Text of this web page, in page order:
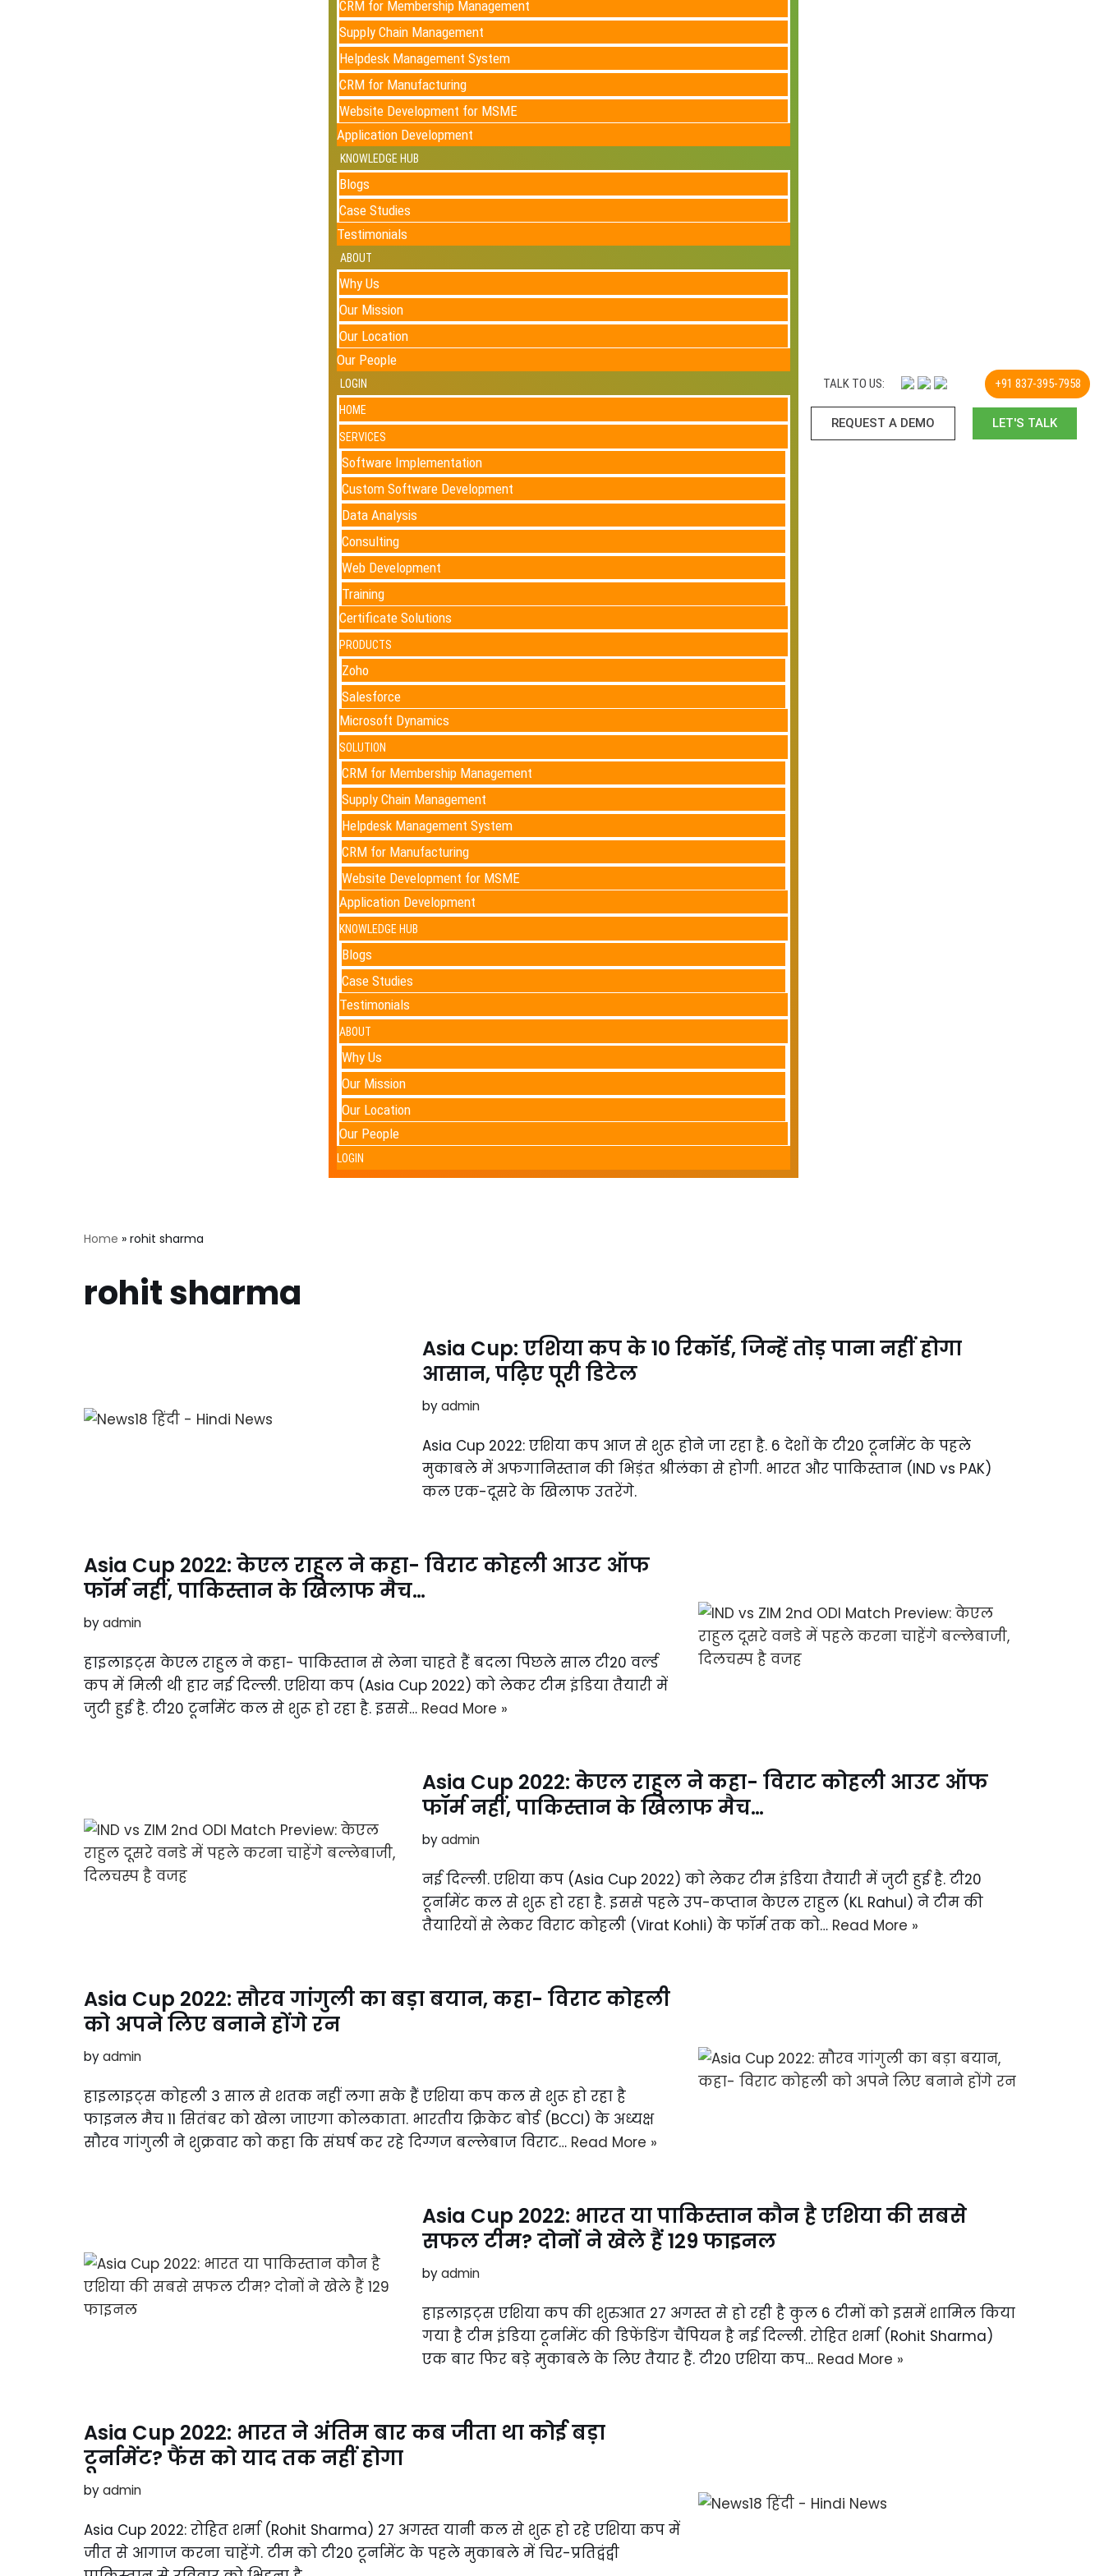
CRM for Membership Management
Supply Chain Management
Helpdesk Management System
CRM for Manufacturing
Website Development for MSME
Application Development
KNOWLEDGE HUB
Blogs
Case Studies
Testimonials
ABOUT
Why Us
Our Mission
Our Location
Our People
LOGIN
HOME
SERVICES
Software Implementation
Custom Software Development
Data Analysis
Consulting
Web Development
Training
Certificate Solutions
PRODUCTS
Zoho
Salesforce
Microsoft Dynamics
SOLUTION
CRM for Membership Management
Supply Chain Management
Helpdesk Management System
CRM for Manufacturing
Website Development for MSME
Application Development
KNOWLEDGE HUB
Blogs
Case Studies
Testimonials
ABOUT
Why Us
Our Mission
Our Location
Our People
LOGIN
TALK TO US: +91 837-395-7958
REQUEST A DEMO​ LET'S TALK
Home » rohit sharma
rohit sharma
Asia Cup: एशिया कप के 10 रिकॉर्ड, जिन्हें तोड़ पाना नहीं होगा
आसान, पढ़िए पूरी डिटेल
byadmin
Asia Cup 2022: एशिया कप आज से शुरू होने जा रहा है. 6 देशों के टी20 टूर्नामेंट के पहले
मुकाबले में अफगानिस्तान की भिड़ंत श्रीलंका से होगी. भारत और पाकिस्तान (IND vs PAK)
कल एक-दूसरे के खिलाफ उतरेंगे.
Asia Cup 2022: केएल राहुल ने कहा- विराट कोहली आउट ऑफ
फॉर्म नहीं, पाकिस्तान के खिलाफ मैच…
byadmin
हाइलाइट्स केएल राहुल ने कहा- पाकिस्तान से लेना चाहते हैं बदला पिछले साल टी20 वर्ल्ड
कप में मिली थी हार नई दिल्ली. एशिया कप (Asia Cup 2022) को लेकर टीम इंडिया तैयारी में
जुटी हुई है. टी20 टूर्नामेंट कल से शुरू हो रहा है. इससे… Read More »
Asia Cup 2022: केएल राहुल ने कहा- विराट कोहली आउट ऑफ
फॉर्म नहीं, पाकिस्तान के खिलाफ मैच…
byadmin
नई दिल्ली. एशिया कप (Asia Cup 2022) को लेकर टीम इंडिया तैयारी में जुटी हुई है. टी20
टूर्नामेंट कल से शुरू हो रहा है. इससे पहले उप-कप्तान केएल राहुल (KL Rahul) ने टीम की
तैयारियों से लेकर विराट कोहली (Virat Kohli) के फॉर्म तक को… Read More »
Asia Cup 2022: सौरव गांगुली का बड़ा बयान, कहा- विराट कोहली
को अपने लिए बनाने होंगे रन
byadmin
हाइलाइट्स कोहली 3 साल से शतक नहीं लगा सके हैं एशिया कप कल से शुरू हो रहा है
फाइनल मैच 11 सितंबर को खेला जाएगा कोलकाता. भारतीय क्रिकेट बोर्ड (BCCI) के अध्यक्ष
सौरव गांगुली ने शुक्रवार को कहा कि संघर्ष कर रहे दिग्गज बल्लेबाज विराट… Read More »
Asia Cup 2022: भारत या पाकिस्तान कौन है एशिया की सबसे
सफल टीम? दोनों ने खेले हैं 129 फाइनल
byadmin
हाइलाइट्स एशिया कप की शुरुआत 27 अगस्त से हो रही है कुल 6 टीमों को इसमें शामिल किया
गया है टीम इंडिया टूर्नामेंट की डिफेंडिंग चैंपियन है नई दिल्ली. रोहित शर्मा (Rohit Sharma)
एक बार फिर बड़े मुकाबले के लिए तैयार हैं. टी20 एशिया कप… Read More »
Asia Cup 2022: भारत ने अंतिम बार कब जीता था कोई बड़ा
टूर्नामेंट? फैंस को याद तक नहीं होगा
byadmin
Asia Cup 2022: रोहित शर्मा (Rohit Sharma) 27 अगस्त यानी कल से शुरू हो रहे एशिया कप में
जीत से आगाज करना चाहेंगे. टीम को टी20 टूर्नामेंट के पहले मुकाबले में चिर-प्रतिद्वंद्वी